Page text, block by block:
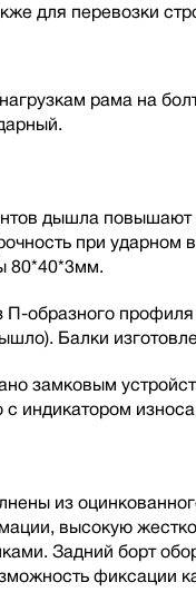
для перевозки
рама на
дышла повышают
при
80*40*3мм.
П-образного
Балки
замковым
индикатором
из
высокую
Задний борт
фиксации